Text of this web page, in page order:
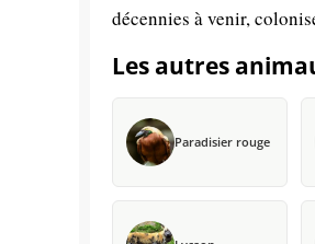
décennies à venir,
Les autres
Paradisier rouge